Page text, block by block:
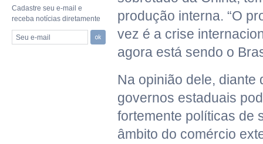
Cadastre seu e-mail e
receba notícias diretamente
Seu e-mail
produção interna. “O
vez é a crise
agora está sendo o
Na opinião dele, diante
governos estaduais
fortemente políticas de
âmbito do comércio